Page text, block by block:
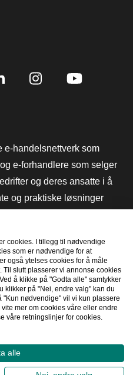
e-handelsnettverk som
e-forhandlere som selger
og deres ansatte i å
og praktiske løsninger
markedsundersøkelser,
Thuiswinkel e-
cookies. I tillegg til nødvendige
som er nødvendige for at
også ytelses cookies for å måle
Til slutt plasserer vi annonse cookies
å klikke på "Godta alle" samtykker
klikker på "Nei, endre valg" kan du
nødvendige" vil vi kun plassere
mer om cookies våre eller endre
våre retningslinjer for cookies.
alle